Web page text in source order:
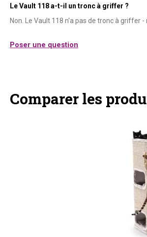
Le Vault 118 a-t-il un tronc à griffer ?
Non. Le Vault 118 n'a pas de tronc à griffer
Poser une question
Comparer les